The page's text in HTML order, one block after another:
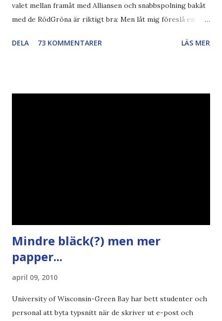
valet mellan framåt med Alliansen och snabbspolning bakåt
med de RödGröna är riktigt bra: Men låt mig föreslå en
Piratpartiet FRA-lagen Kultur Upphovsrätten //Zac,
DELA 73 KOMMENTARER LÄS MER
Mindre bläck(?) men mer
papper...
april 09, 2010
University of Wisconsin-Green Bay har bett studenter och
personal att byta typsnitt när de skriver ut e-post och